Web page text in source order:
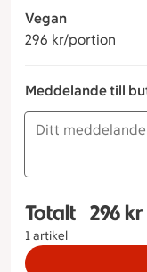
Vegan
296 kr/portion
296 kronor per
Meddelande till
Totalt
1 artikel
Totalt 1
296 kr